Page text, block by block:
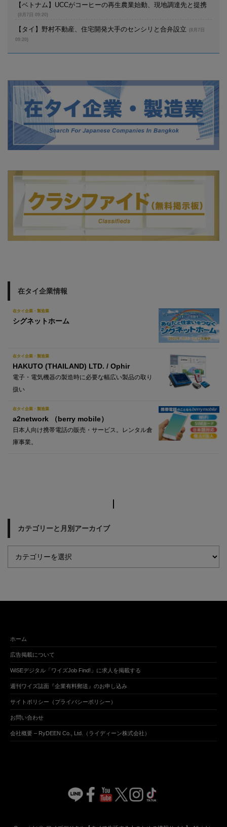
【ベトナム】UCCがコーヒーの再生農業始動、現地調達先と提携
(8月7日 09:20)
【タイ】野村不動産、住宅開発大手のセンシリと合弁設立
(8月7日
09:20)
在タイ企業情報
在タイ企業・製造業
シグネットホーム
在タイ企業・製造業
HAKUTO (THAILAND) LTD. / Ophir
電子・電気機器の製造時に必要な幅広い製品の取り
扱い
在タイ企業・製造業
a2network （berry mobile）
日本人向け携帯電話の販売・サービス。レンタル倉
庫事業。
カテゴリーと月別アーカイブ
ホーム
広告掲載について
WiSEデジタル「ワイズJob Find!」に求人を掲載する
週刊ワイズ誌面『企業有料郵送』のお申し込み
サイトポリシー（プライバシーポリシー）
お問い合わせ
会社概要 – RyDEEN Co., Ltd.（ライディーン株式会社）